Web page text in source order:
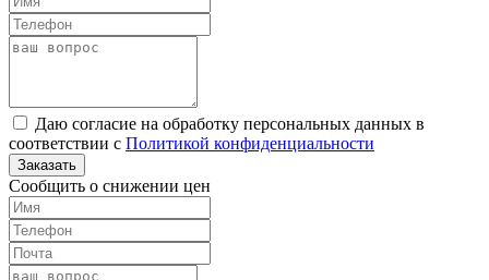
Даю согласие на обработку персональных данных в
соответствии с Политикой конфиденциальности
Заказать
Сообщить о снижении цен